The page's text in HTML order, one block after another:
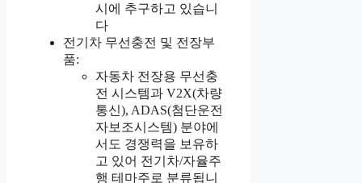
시에 추구하고 있습니
다
전기차 무선충전 및 전장부
품:
자동차 전장용 무선충
전 시스템과 V2X(차량
통신), ADAS(첨단운전
자보조시스템) 분야에
서도 경쟁력을 보유하
고 있어 전기차/자율주
행 테마주로 분류됩니